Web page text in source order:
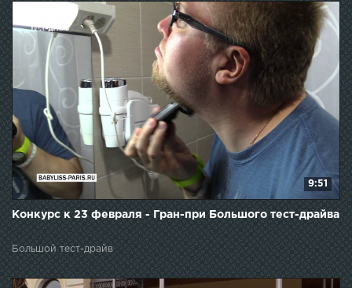
9:51
Конкурс к 23 февраля - Гран-при Большого тест-драйва
Большой тест-драйв